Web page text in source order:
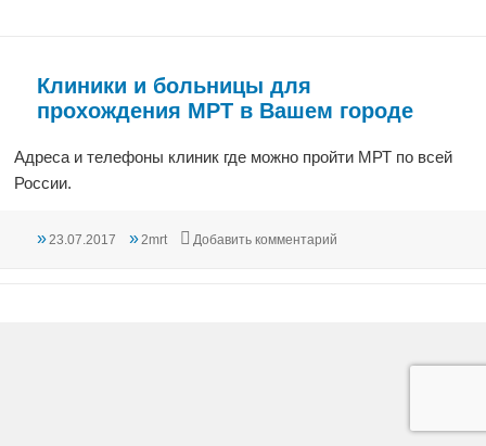
Клиники и больницы для
прохождения МРТ в Вашем городе
Адреса и телефоны клиник где можно пройти МРТ по всей
России.
Опубликовано
23.07.2017 Автор
2mrt Добавить комментарий